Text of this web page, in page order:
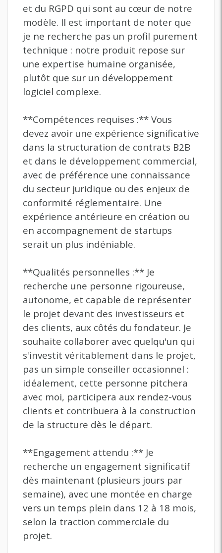
et du RGPD qui sont au cœur de notre
modèle. Il est important de noter que
je ne recherche pas un profil purement
technique : notre produit repose sur
une expertise humaine organisée,
plutôt que sur un développement
logiciel complexe.
**Compétences requises :** Vous
devez avoir une expérience significative
dans la structuration de contrats B2B
et dans le développement commercial,
avec de préférence une connaissance
du secteur juridique ou des enjeux de
conformité réglementaire. Une
expérience antérieure en création ou
en accompagnement de startups
serait un plus indéniable.
**Qualités personnelles :** Je
recherche une personne rigoureuse,
autonome, et capable de représenter
le projet devant des investisseurs et
des clients, aux côtés du fondateur. Je
souhaite collaborer avec quelqu'un qui
s'investit véritablement dans le projet,
pas un simple conseiller occasionnel :
idéalement, cette personne pitchera
avec moi, participera aux rendez-vous
clients et contribuera à la construction
de la structure dès le départ.
**Engagement attendu :** Je
recherche un engagement significatif
dès maintenant (plusieurs jours par
semaine), avec une montée en charge
vers un temps plein dans 12 à 18 mois,
selon la traction commerciale du
projet.